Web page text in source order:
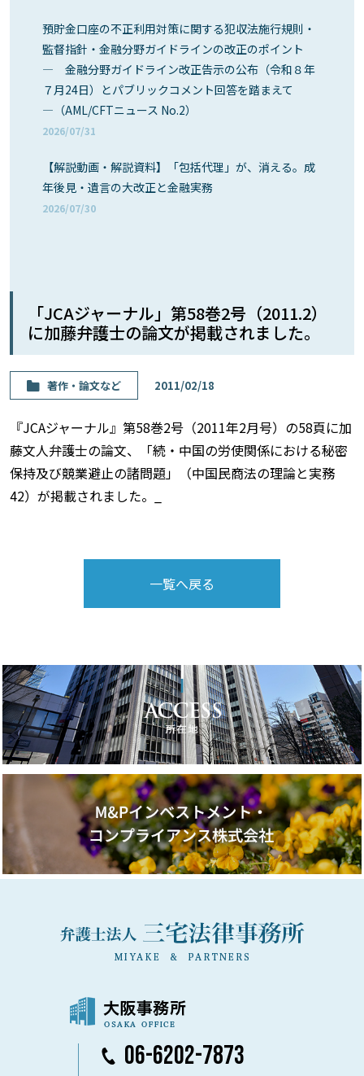
預貯金口座の不正利用対策に関する犯収法施行規則・
監督指針・金融分野ガイドラインの改正のポイント
― 金融分野ガイドライン改正告示の公布（令和８年
７月24日）とパブリックコメント回答を踏まえて
―（AML/CFTニュース No.2）
2026/07/31
【解説動画・解説資料】「包括代理」が、消える。成
年後見・遺言の大改正と金融実務
2026/07/30
「JCAジャーナル」第58巻2号（2011.2）
に加藤弁護士の論文が掲載されました。
著作・論⽂など 2011/02/18
『JCAジャーナル』第58巻2号（2011年2月号）の58頁に加
藤文人弁護士の論文、「続・中国の労使関係における秘密
保持及び競業避止の諸問題」（中国民商法の理論と実務
42）が掲載されました。_
一覧へ戻る
06-6202-7873